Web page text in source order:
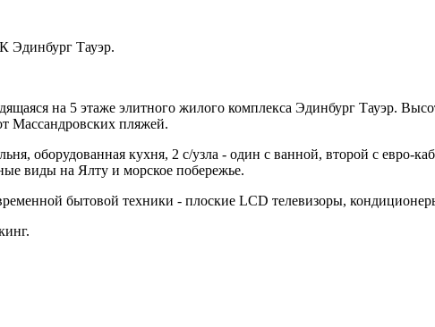
Эдинбург Тауэр.
на 5 этаже элитного жилого комплекса Эдинбург Тауэр.
Массандровских пляжей.
оборудованная кухня, 2 с/узла - один с ванной, второй с евро-
виды на Ялту и морское побережье.
бытовой техники - плоские LCD телевизоры,